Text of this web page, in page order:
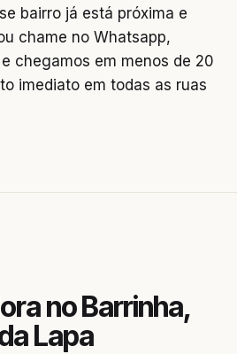
bairro já está próxima e
chame no Whatsapp,
chegamos em menos de 20
imediato em todas as ruas
no Barrinha,
Lapa